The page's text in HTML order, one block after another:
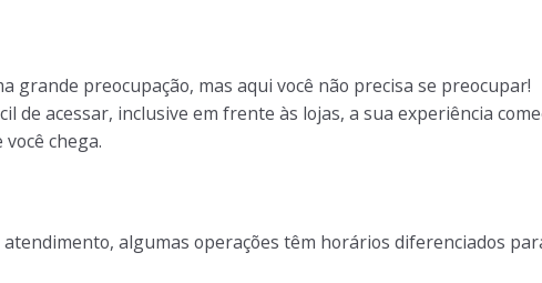
grande preocupação, mas aqui você não precisa se preocupar!
de acessar, inclusive em frente às lojas, a sua experiência
chega.
algumas operações têm horários diferenciados